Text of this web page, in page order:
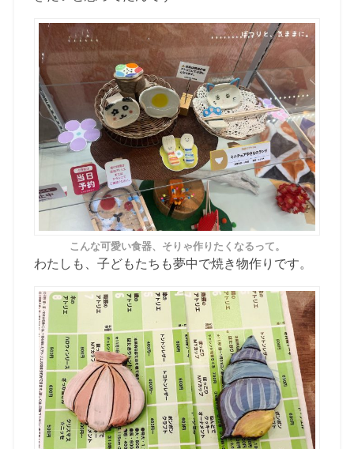
こんな可愛い食器、そりゃ作りたくなるって。
わたしも、子どもたちも夢中で焼き物作りです。